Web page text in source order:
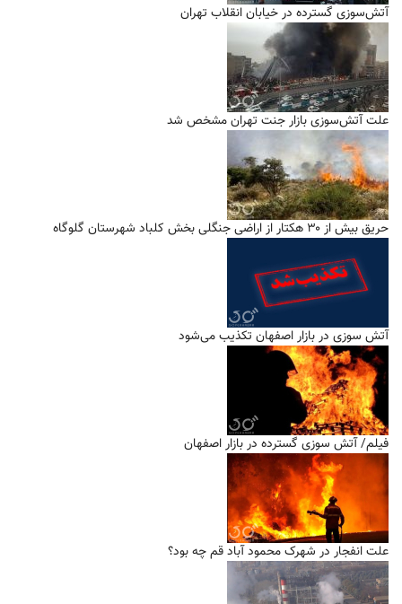
آتش‌سوزی گسترده در خیابان انقلاب تهران
علت آتش‌سوزی بازار جنت تهران مشخص شد
حریق بیش از ۳۰ هکتار از اراضی جنگلی بخش کلباد شهرستان گلوگاه
آتش سوزی در بازار اصفهان تکذیب می‌شود
فیلم/ آتش سوزی گسترده در بازار اصفهان
علت انفجار در شهرک محمود آباد قم چه بود؟